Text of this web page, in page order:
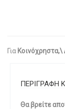
Για Κοινόχρηστα,\
ΠΕΡΙΓΡΑΦΗ
Θα βρείτε